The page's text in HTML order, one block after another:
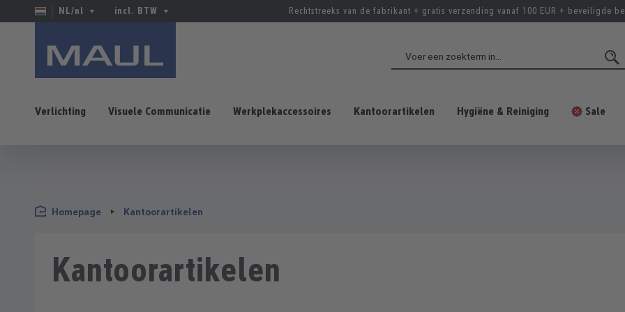
NL/nl incl. BTW Rechtstreeks van de fabrikant + gratis verzending vanaf 100 EUR + beveiligde
Verlichting Visuele Communicatie Werkplekaccessoires Kantoorartikelen Hygiëne & Reiniging Sale
Homepage Kantoorartikelen
Kantoorartikelen